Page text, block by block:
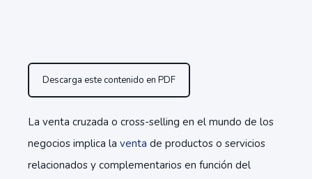
Descarga este contenido en PDF
La venta cruzada o cross-selling en el mundo de los
negocios implica la venta de productos o servicios
relacionados y complementarios en función del